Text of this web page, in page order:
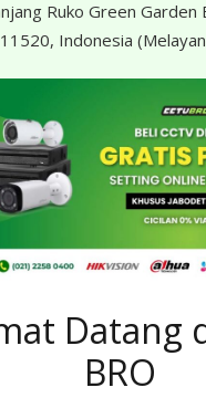
Ruko Green Garden
Indonesia
Datang
BRO